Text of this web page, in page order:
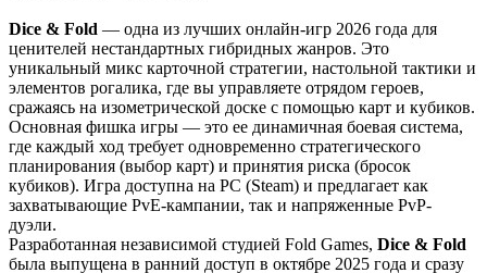
Dice & Fold — одна из лучших онлайн-игр 2026 года для
ценителей нестандартных гибридных жанров. Это
уникальный микс карточной стратегии, настольной тактики и
элементов рогалика, где вы управляете отрядом героев,
сражаясь на изометрической доске с помощью карт и кубиков.
Основная фишка игры — это ее динамичная боевая система,
где каждый ход требует одновременно стратегического
планирования (выбор карт) и принятия риска (бросок
кубиков). Игра доступна на PC (Steam) и предлагает как
захватывающие PvE-кампании, так и напряженные PvP-
дуэли.
Разработанная независимой студией Fold Games, Dice & Fold
была выпущена в ранний доступ в октябре 2025 года и сразу